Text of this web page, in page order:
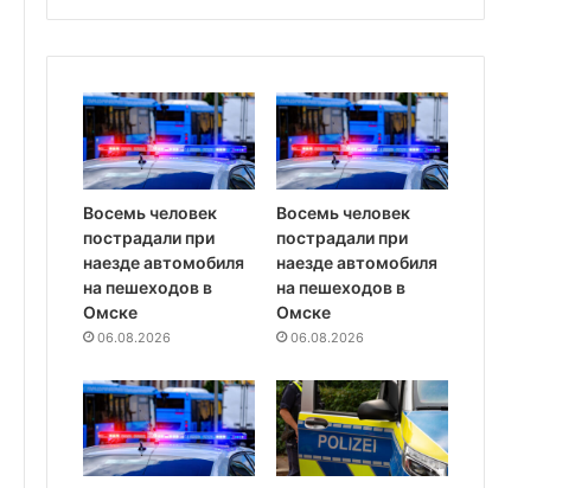
Восемь человек
пострадали при
наезде автомобиля
на пешеходов в
Омске
06.08.2026
Восемь человек
пострадали при
наезде автомобиля
на пешеходов в
Омске
06.08.2026